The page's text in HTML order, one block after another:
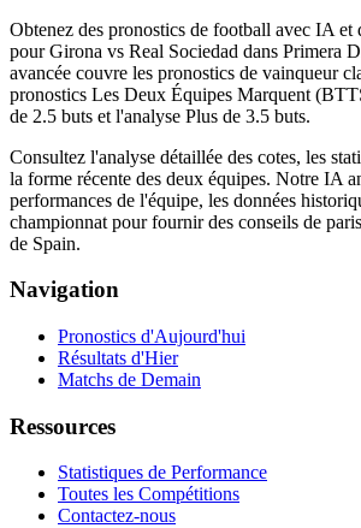
Obtenez des pronostics de football avec IA et
pour Girona vs Real Sociedad dans Primera
avancée couvre les pronostics de vainqueur
pronostics Les Deux Équipes Marquent
de 2.5 buts et l'analyse Plus de 3.5 buts.
Consultez l'analyse détaillée des cotes, les
la forme récente des deux équipes. Notre IA
performances de l'équipe, les données
championnat pour fournir des conseils de
de Spain.
Navigation
Pronostics d'Aujourd'hui
Résultats d'Hier
Matchs de Demain
Ressources
Statistiques de Performance
Toutes les Compétitions
Contactez-nous